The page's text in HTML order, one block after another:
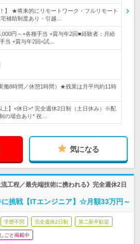
】 ★将来的にリモートワーク・フルリモート
補助制度あり・引越…
円～+各種手当 +賞与年2回■経験者：月給
当 +賞与年2回<試…
働8時間／休憩1時間）★残業は月平均約11時
上】<休日>* 完全週休2日制（土日休み）※配
の場合あり* 祝…
気になる
工程／最先端技術に携われる》完全週休2日
挑戦【ITエンジニア】☆月額33万円～
学歴不問 完全週休2日制 第二新卒歓迎
ごと掲載中